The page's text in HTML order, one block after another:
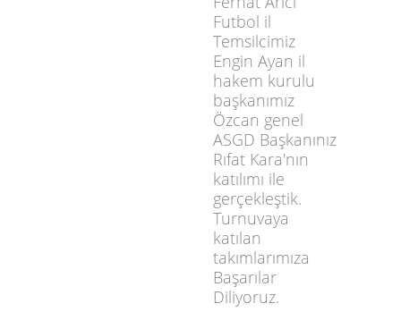
Futbol il
Temsilcimiz
Engin Ayan il
hakem kurulu
başkanımız
Özcan genel
ASGD Başkanınız
Rıfat Kara'nın
katılımı ile
gerçekleştik.
Turnuvaya
katılan
takımlarımıza
Başarılar
Diliyoruz.